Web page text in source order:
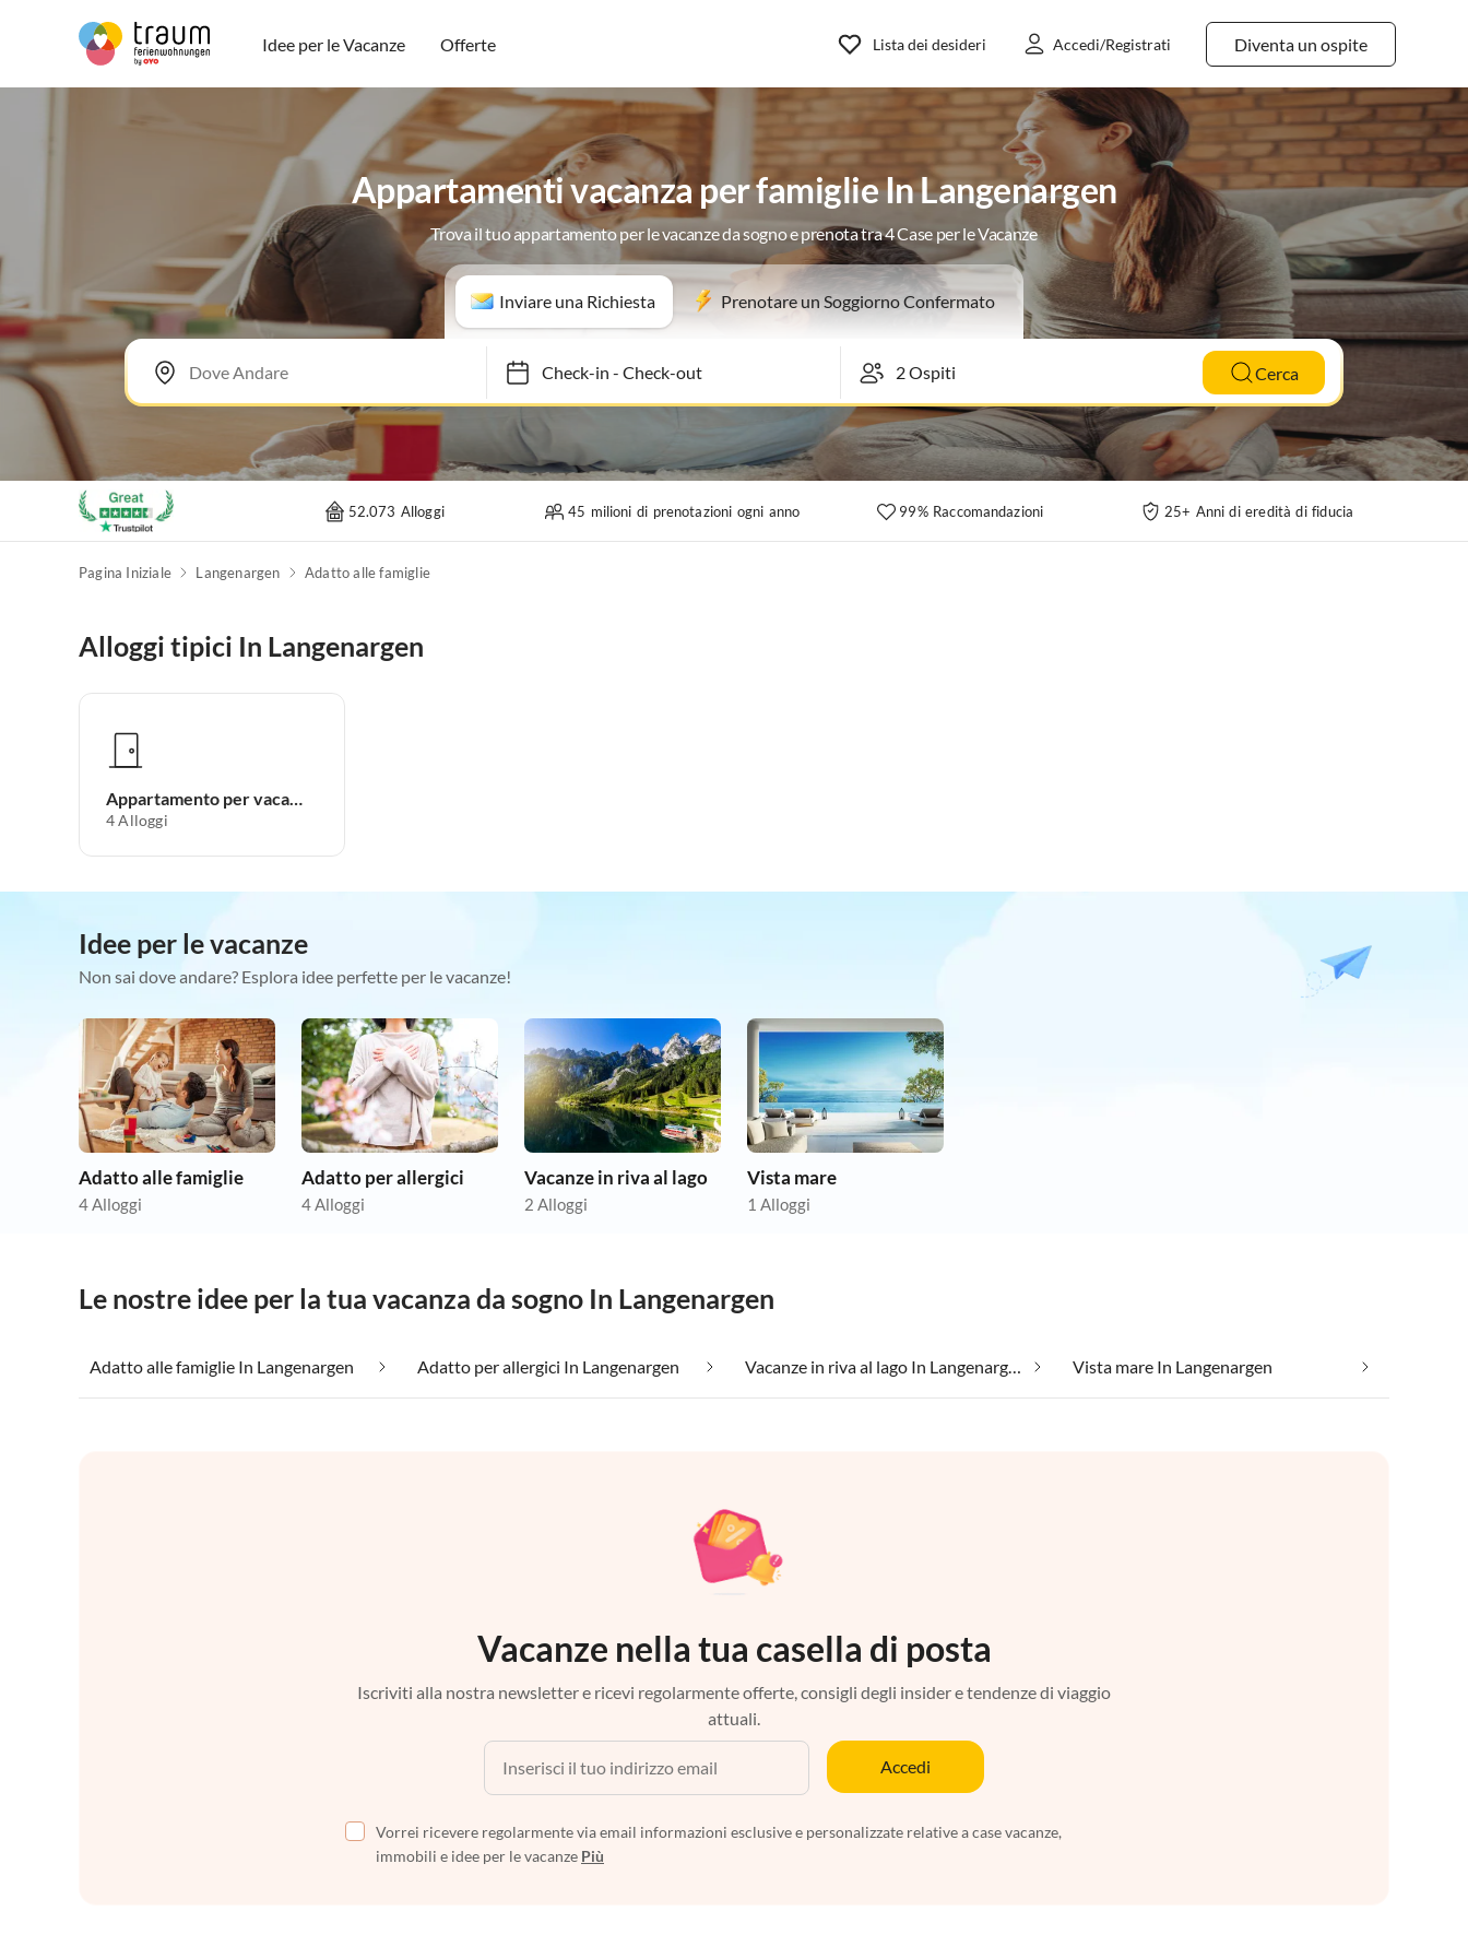
Idee per le Vacanze Offerte Diventa un ospite
Lista dei desideri Accedi/Registrati
Appartamenti vacanza per famiglie In Langenargen
Trova il tuo appartamento per le vacanze da sogno e prenota tra 4 Case per le Vacanze
Inviare una Richiesta Prenotare un Soggiorno Confermato
Check-in- Check-out Cerca
52.073 Alloggi 45 milioni di prenotazioni ogni anno 99% Raccomandazioni 25+ Anni di eredità di fiducia
Pagina Iniziale Langenargen Adatto alle famiglie
Alloggi tipici In Langenargen
Appartamento per vacanze
4 Alloggi
Idee per le vacanze
Non sai dove andare? Esplora idee perfette per le vacanze!
Adatto alle famiglie
4 Alloggi
Adatto per allergici
4 Alloggi
Vacanze in riva al lago
2 Alloggi
Vista mare
1 Alloggi
Le nostre idee per la tua vacanza da sogno In Langenargen
Adatto alle famiglie In Langenargen Adatto per allergici In Langenargen Vacanze in riva al lago In Langenargen Vista mare In Langenargen
Vacanze nella tua casella di posta
Iscriviti alla nostra newsletter e ricevi regolarmente offerte, consigli degli insider e tendenze di viaggio
attuali.
Accedi
Vorrei ricevere regolarmente via email informazioni esclusive e personalizzate relative a case vacanze,
immobili e idee per le vacanze Più